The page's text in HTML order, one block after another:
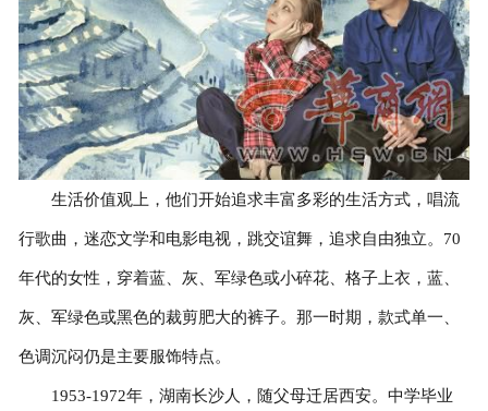
生活价值观上，他们开始追求丰富多彩的生活方式，唱流
行歌曲，迷恋文学和电影电视，跳交谊舞，追求自由独立。70
年代的女性，穿着蓝、灰、军绿色或小碎花、格子上衣，蓝、
灰、军绿色或黑色的裁剪肥大的裤子。那一时期，款式单一、
色调沉闷仍是主要服饰特点。
1953-1972年，湖南长沙人，随父母迁居西安。中学毕业